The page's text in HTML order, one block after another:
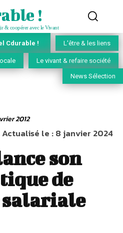
!
& coopérer avec le Vivant
Cdurable ! L'être & les liens
Le vivant & refaire société
News Sélection
2012
Actualisé le :8 janvier 2024
son
de
salariale